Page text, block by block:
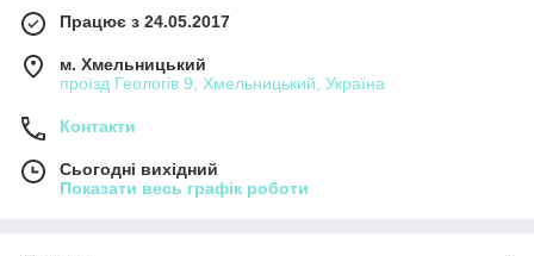
Працює з 24.05.2017
м. Хмельницький
проїзд Геологів 9, Хмельницький, Україна
Контакти
Сьогодні вихідний
Показати весь графік роботи